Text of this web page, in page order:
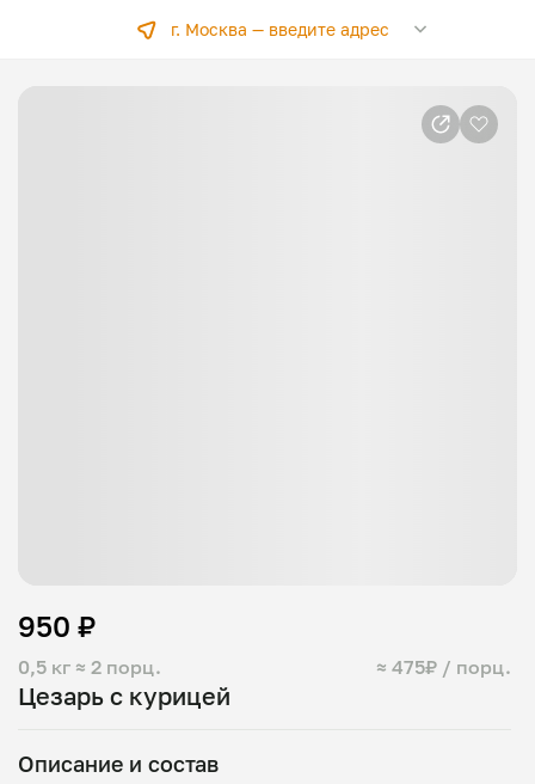
г. Москва —введите адрес
Цезарь с курицей
0,5 кг ≈ 2 порц. ≈ 475₽ / порц.
950 ₽
Описание и состав